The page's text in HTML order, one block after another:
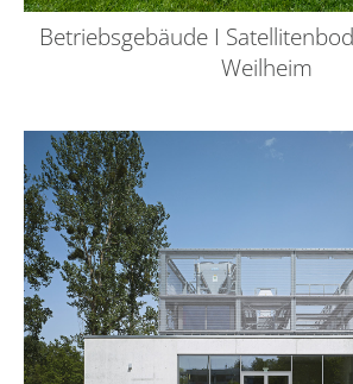
Betriebsgebäude I
Weilheim